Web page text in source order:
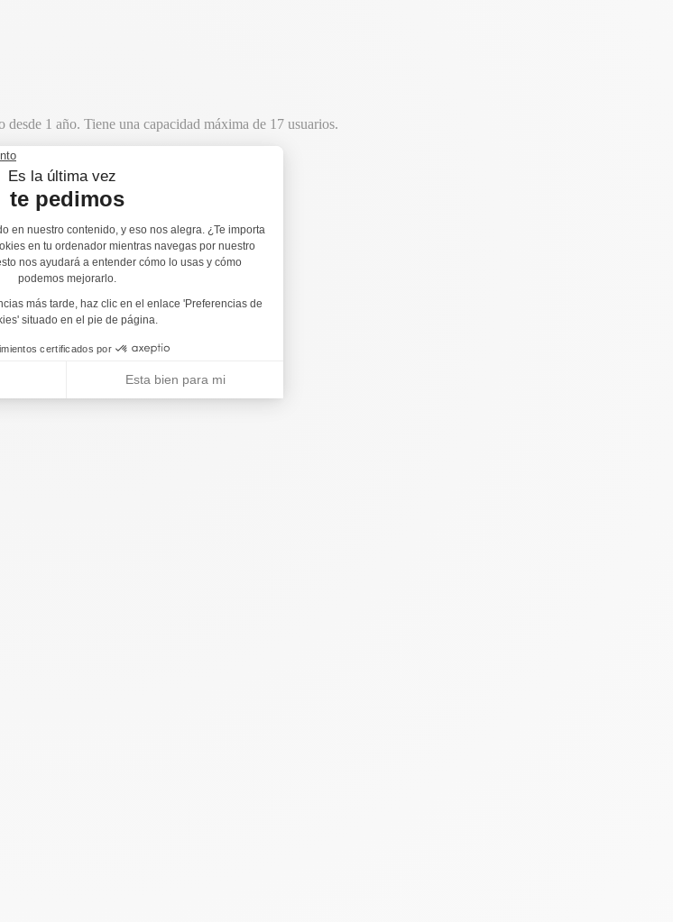
1 año. Tiene una capacidad máxima de 17 usuarios.
de caída libre (ACL) es de 0,60 m.